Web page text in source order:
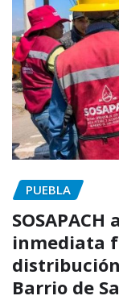
PUEBLA
inmediata
Barrio de